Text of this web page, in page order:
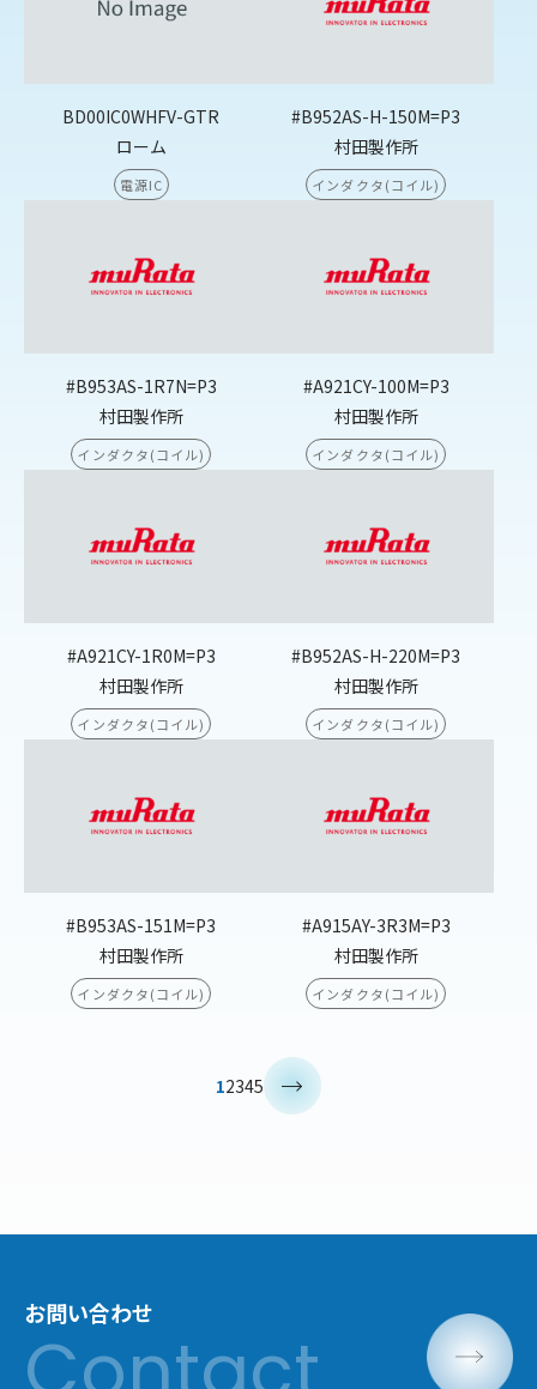
BD00IC0WHFV-GTR
ローム
電源IC
#B952AS-H-150M=P3
村田製作所
インダクタ(コイル)
#B953AS-1R7N=P3
村田製作所
インダクタ(コイル)
#A921CY-100M=P3
村田製作所
インダクタ(コイル)
#A921CY-1R0M=P3
村田製作所
インダクタ(コイル)
#B952AS-H-220M=P3
村田製作所
インダクタ(コイル)
#B953AS-151M=P3
村田製作所
インダクタ(コイル)
#A915AY-3R3M=P3
村田製作所
インダクタ(コイル)
12345
お問い合わせ